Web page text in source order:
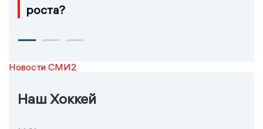
роста?
Новости СМИ2
Наш Хоккей